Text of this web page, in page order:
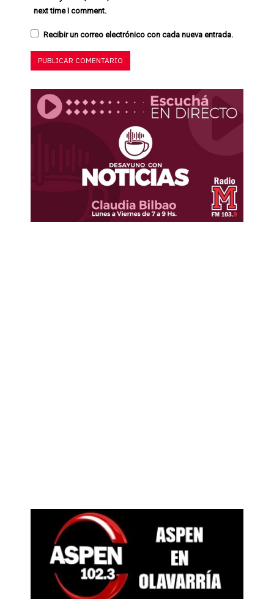
next time I comment.
Recibir un correo electrónico con cada nueva entrada.